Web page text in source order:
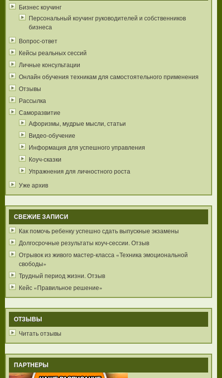
Бизнес коучинг
Персональный коучинг руководителей и собственников
бизнеса
Вопрос-ответ
Кейсы реальных сессий
Личные консультации
Онлайн обучения техникам для самостоятельного применения
Отзывы
Рассылка
Саморазвитие
Афоризмы, мудрые мысли, статьи
Видео-обучение
Информация для успешного управления
Коуч-сказки
Упражнения для личностного роста
Уже архив
СВЕЖИЕ ЗАПИСИ
Как помочь ребенку успешно сдать выпускные экзамены
Долгосрочные результаты коуч-сессии. Отзыв
Отрывок из живого мастер-класса «Техника эмоциональной
свободы»
Трудный период жизни. Отзыв
Кейс «Правильное решение»
ОТЗЫВЫ
Читать отзывы
ПАРТНЕРЫ